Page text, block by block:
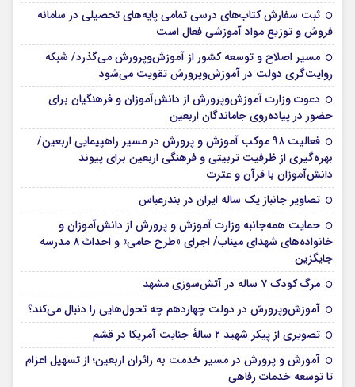
ثبت سفارش کتاب‌های درسی تمامی پایه‌های تحصیلی در سامانه
فروش و توزیع مواد آموزشی فعال است
مسیر اصلاح و توسعه کشور از آموزش‌وپرورش می‌گذرد/ شبکه
روایت‌‌گری دولت در آموزش‌وپرورش تقویت می‌شود
دعوت وزارت آموزش‌وپرورش از دانش‌آموزان و فرهنگیان برای
حضور در پیاده‌روی جاماندگان اربعین
فعالیت ۹۸ موکب آموزش و پرورش در مسیر راهپیمایی اربعین/
بهره‌گیری از ظرفیت تربیتی و فرهنگی اربعین برای پیوند
دانش‌آموزان با قرآن و عترت
تصاویر جانباز یک ساله ایران در بندرعباس
حمایت همه‌جانبه وزارت آموزش و پرورش از دانش‌آموزان و
خانواده‌های شهدای میناب/ اجرای «طرح حامی» و احداث ۸ مدرسه
جایگزین
مرگ کودک ۷ ساله در آتش‌سوزی مشهد
آموزش‌وپرورش در دولت چهاردهم چه تحول‌هایی را دنبال می‌کند؟
تصویری از پیکر شهید ۲ سالۀ جنایت آمریکا در قشم
آموزش و پرورش در مسیر خدمت به زائران اربعین؛ از تسهیل اعزام
تا توسعه خدمات رفاهی